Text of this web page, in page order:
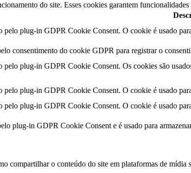
do site. Esses cookies garantem
pelo plug-in GDPR Cookie Consent. O cookie é usado
consentimento do cookie GDPR para registrar o
pelo plug-in GDPR Cookie Consent. Os cookies são
pelo plug-in GDPR Cookie Consent. O cookie é usado
pelo plug-in GDPR Cookie Consent. O cookie é usado
plug-in GDPR Cookie Consent e é usado para
compartilhar o conteúdo do site em plataformas de mídia